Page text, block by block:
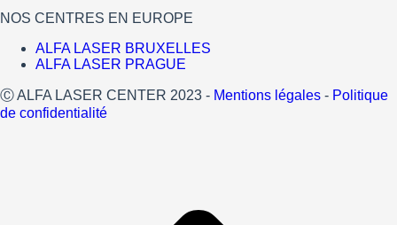
NOS CENTRES EN EUROPE
ALFA LASER BRUXELLES
ALFA LASER PRAGUE
Ⓒ ALFA LASER CENTER 2023 - Mentions légales - Politique
de confidentialité